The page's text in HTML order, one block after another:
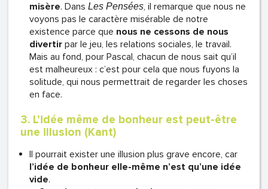
misère. Dans Les Pensées, il remarque que nous ne
voyons pas le caractère misérable de notre
existence parce que nous ne cessons de nous
divertir par le jeu, les relations sociales, le travail.
Mais au fond, pour Pascal, chacun de nous sait qu’il
est malheureux : c’est pour cela que nous fuyons la
solitude, qui nous permettrait de regarder les choses
en face.
3. L’idée même de bonheur est peut-être
une illusion (Kant)
Il pourrait exister une illusion plus grave encore, car
l’idée de bonheur elle-même n’est qu’une idée
vide.